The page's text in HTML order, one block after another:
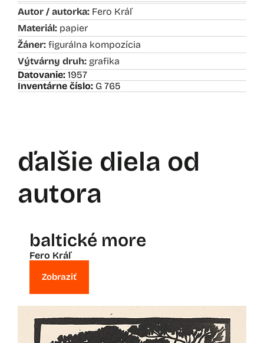
Autor / autorka: Fero Kráľ
Materiál: papier
Žáner: figurálna kompozícia
Výtvárny druh: grafika
Datovanie: 1957
Inventárne číslo: G 765
ďalšie diela od
autora
baltické more
Fero Kráľ
Zobraziť